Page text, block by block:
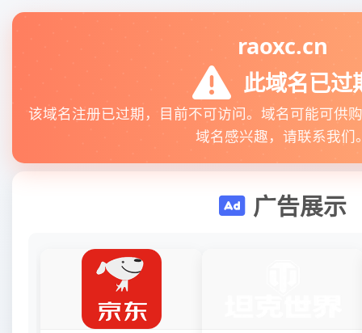
raoxc.cn
此域名已过
该域名注册已过期，目前不可访问。域名可能可供
域名感兴趣，请联系我们
广告展示